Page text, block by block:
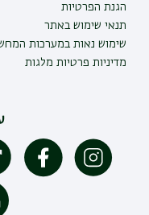
הגנת הפרטיות
תנאי שימוש באתר
שימוש נאות במערכות
מדיניות פרטיות מלגות